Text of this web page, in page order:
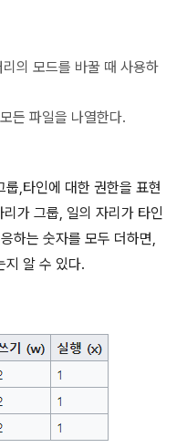
의 모드를 바꿀 때 사용하
든 파일을 나열한다.
,타인에 대한 권한을 표현
가 그룹, 일의 자리가 타인
하는 숫자를 모두 더하면,
지 알 수 있다.